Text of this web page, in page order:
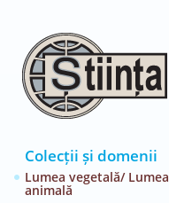
Colecții și domenii
Lumea vegetală/ Lumea
animală